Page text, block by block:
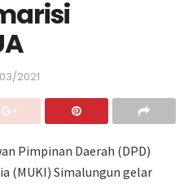
2021
Pimpinan Daerah (DPD)
(MUKI) Simalungun gelar